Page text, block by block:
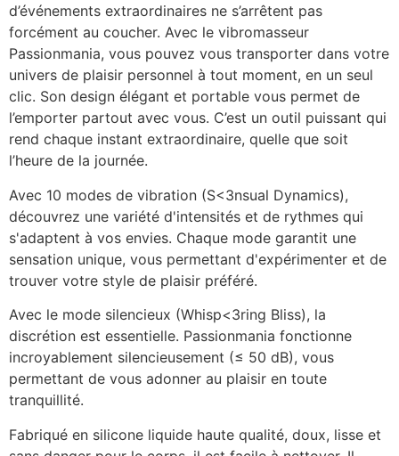
d’événements extraordinaires ne s’arrêtent pas
forcément au coucher. Avec le vibromasseur
Passionmania, vous pouvez vous transporter dans votre
univers de plaisir personnel à tout moment, en un seul
clic. Son design élégant et portable vous permet de
l’emporter partout avec vous. C’est un outil puissant qui
rend chaque instant extraordinaire, quelle que soit
l’heure de la journée.
Avec 10 modes de vibration (S<3nsual Dynamics),
découvrez une variété d'intensités et de rythmes qui
s'adaptent à vos envies. Chaque mode garantit une
sensation unique, vous permettant d'expérimenter et de
trouver votre style de plaisir préféré.
Avec le mode silencieux (Whisp<3ring Bliss), la
discrétion est essentielle. Passionmania fonctionne
incroyablement silencieusement (≤ 50 dB), vous
permettant de vous adonner au plaisir en toute
tranquillité.
Fabriqué en silicone liquide haute qualité, doux, lisse et